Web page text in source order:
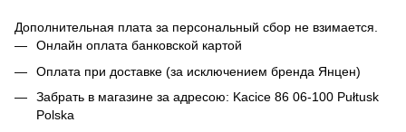
Дополнительная плата за персональный сбор не взимается.
Онлайн оплата банковской картой
Оплата при доставке (за исключением бренда Янцен)
Забрать в магазине за адресою: Kacice 86 06-100 Pułtusk
Polska